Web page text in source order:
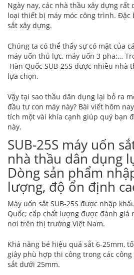
Ngày nay, các nhà thầu xây dựng rất
loại thiết bị máy móc công trình. Đặc
sắt xây dựng.
Chúng ta có thể thấy sự có mặt của
máy uốn thủ lực, máy uốn 3 pha;…
Hàn Quốc SUB-25S được nhiều
lựa chọn.
Vậy tại sao thầu dân dụng lại bỏ ra
đầu tư con máy này? Bài viết hôm
tích một vài khía cạnh giúp quý bạn
này.
SUB-25S máy uốn
nhà thầu dân dụng
Dòng sản phẩm
lượng, độ ổn định
Máy uốn sắt SUB-25S được nhập
Quốc; cấp chất lượng được đánh giá
nơi trên thị trường Việt Nam.
Khả năng bẻ hiệu quả sắt 6-25mm,
giây phù hợp thi công trong các
sắt dưới 25mm.